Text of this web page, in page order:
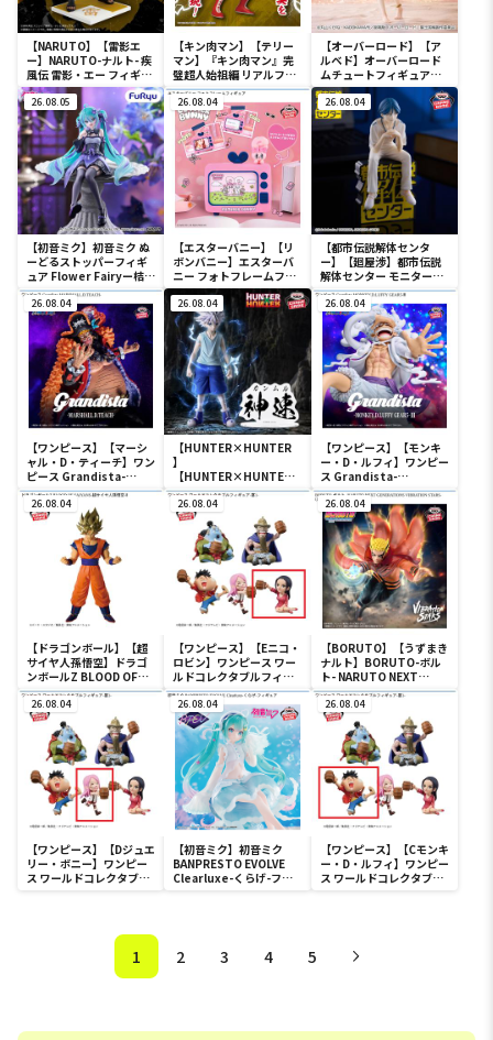
【NARUTO】【雷影エ
ー】NARUTO-ナルト- 疾
風伝 雷影・エー フィギュ
ア～五影集結…!!～
【キン肉マン】【テリー
マン】『キン肉マン』完
璧超人始祖編 リアルフィ
ギュア-テリーマン-
【オーバーロード】【ア
ルベド】オーバーロード
ムチュートフィギュアー
アルベド・aqua ver.ー
26.08.05
【初音ミク】初音ミク ぬ
ーどるストッパーフィギ
ュア Flower Fairyー桔梗
ー
26.08.04
【エスターバニー】【リ
ボンバニー】エスターバ
ニー フォトフレームフィ
ギュア
26.08.04
【都市伝説解体センタ
ー】【廻屋渉】都市伝説
解体センター モニタート
ップフィギュア-廻屋渉-
26.08.04
【ワンピース】【マーシ
ャル・D・ティーチ】ワン
ピース Grandista-
MARSHALL.D.TEACH-
26.08.04
【HUNTER×HUNTER
】
【HUNTER×HUNTER
キルア】
HUNTER×HUNTER
HUNTING ARCHIVES キ
ルア 神速
26.08.04
【ワンピース】【モンキ
ー・D・ルフィ】ワンピー
ス Grandista-
MONKEY.D.LUFFY
GEAR5-Ⅲ
26.08.04
【ドラゴンボール】【超
サイヤ人孫悟空】ドラゴ
ンボールZ BLOOD OF
SAIYANS-超サイヤ人孫悟
空-Ⅱ
26.08.04
【ワンピース】【Eニコ・
ロビン】ワンピース ワー
ルドコレクタブルフィギ
ュア-宴1-
26.08.04
【BORUTO】【うずまき
ナルト】BORUTO-ボル
ト- NARUTO NEXT
GENERATIONS
VIBRATION STARS-
UZUMAKI NARUTO-Ⅲ
26.08.04
【ワンピース】【Dジュエ
リー・ボニー】ワンピー
ス ワールドコレクタブル
26.08.04
【初音ミク】初音ミク
BANPRESTO EVOLVE
Clearluxe-くらげ-フィ
26.08.04
【ワンピース】【Cモンキ
ー・D・ルフィ】ワンピー
ス ワールドコレクタブル
1 2 3 4 5